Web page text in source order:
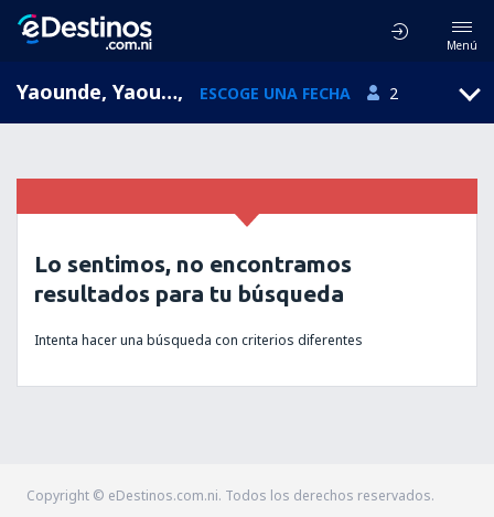
Menú
Yaounde, Yaounde Nsimalen, Camerún (NSI), ESCOGE UNA FECHA 2
Lo sentimos, no encontramos
resultados para tu búsqueda
Intenta hacer una búsqueda con criterios diferentes
Copyright © eDestinos.com.ni. Todos los derechos reservados.